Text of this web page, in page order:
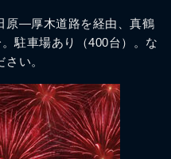
原―厚木道路を経由、真鶴
駐車場あり（400台）。な
い。